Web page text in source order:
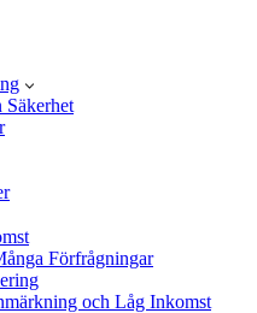
Säkerhet
Förfrågningar
och Låg Inkomst